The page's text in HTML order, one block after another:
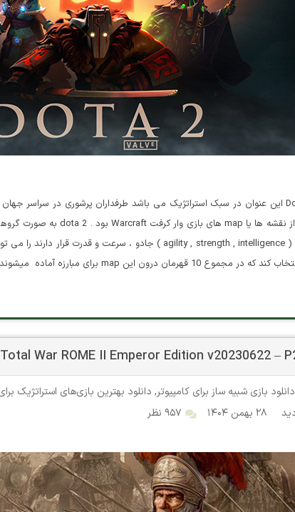
دانلود بازی شبیه ساز برای کامپیوتر, دانلود بهترین بازی‌های استراتژیک
۲۸ بهمن ۱۴۰۴ ۹۵۷ نظر